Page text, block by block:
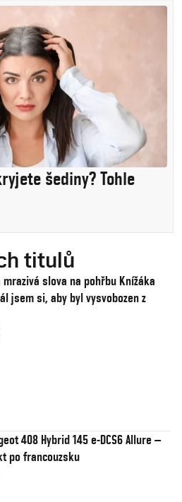
šediny? Tohle
titulů
mrazivá slova na pohřbu Knížáka
jsem si, aby byl vysvobozen z
408 Hybrid 145 e-DCS6 Allure –
po francouzsku